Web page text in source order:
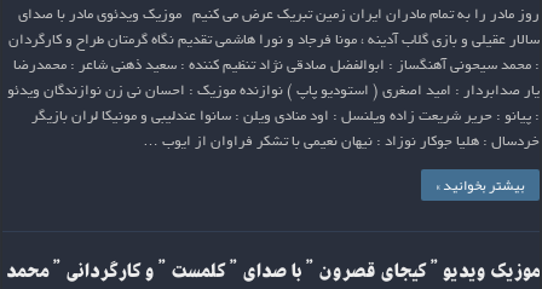
روز مادر را به تمام مادران ایران زمین تبریک عرض می کنیم موزیک ویدئوی مادر با صدای
سالار عقیلی و بازی گلاب آدینه ، مونا فرجاد و نورا هاشمی تقدیم نگاه گرمتان طراح و کارگردان
: محمد سیحونی آهنگساز : ابوالفضل صادقی نژاد تنظیم کننده : سعید ذهنی شاعر : محمدرضا
یار صدابردار : امید اصغری ( استودیو پاپ ) نوازنده موزیک : احسان نی زن نوازندگان ویدئو
: پیانو : حریر شریعت زاده ویلنسل : اود منادی ویلن : سانوا عندلیبی و مونیکا لران بازیگر
خردسال : هلیا جوکار نوزاد : نیهان نعیمی با تشکر فراوان از ایوب …
بیشتر بخوانید »
موزیک ویدیو ” کیجای قصرون ” با صدای ” کلمست ” و کارگردانی ” محمد